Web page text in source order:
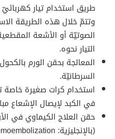
طريق استخدام تيار كهربائيّ
وتتمّ خلال هذه الطريقة
الصوتيّة أو الأشعة
التيار نحوه.
المعالجة بحقن الورم
السرطانيّة.
استخدام كرات صغيرة
في الكبد لإيصال الإشعاع
حقن العلاج الكيماوي في
(بالإنجليزية: Chemoembolization).